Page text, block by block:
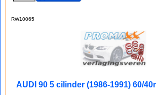
RW10065
AUDI 90 5 cilinder (1986-1991) 60/